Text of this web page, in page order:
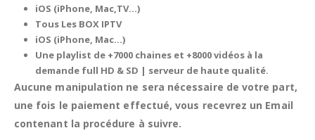
iOS (iPhone, Mac,TV…)
Tous Les BOX IPTV
iOS (iPhone, Mac…)
Une playlist de +7000 chaines et +8000 vidéos à la
demande full HD & SD | serveur de haute qualité.
Aucune manipulation ne sera nécessaire de votre part,
une fois le paiement effectué, vous recevrez un Email
contenant la procédure à suivre.